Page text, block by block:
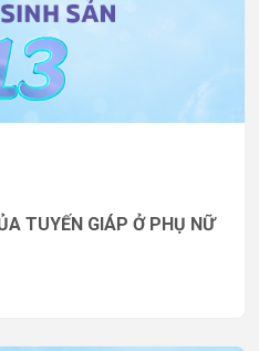
TUYẾN GIÁP Ở PHỤ NỮ